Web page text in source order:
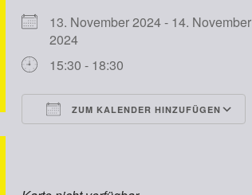
13. November 2024 - 14. November
2024
15:30 - 18:30
ZUM KALENDER HINZUFÜGEN